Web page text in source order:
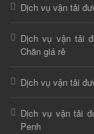
Dịch vụ vận tải
Dịch vụ vận tải
Chăn giá rẻ
Dịch vụ vận tải
Dịch vụ vận tải
Penh